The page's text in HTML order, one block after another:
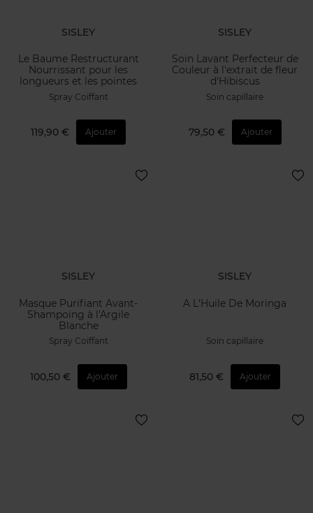
SISLEY
Le Baume Restructurant
Nourrissant pour les
longueurs et les pointes
Spray Coiffant
119,90 € Ajouter
SISLEY
Soin Lavant Perfecteur de
Couleur à l'extrait de fleur
d'Hibiscus
Soin capillaire
79,50 € Ajouter
SISLEY
Masque Purifiant Avant-
Shampoing à l'Argile
Blanche
Spray Coiffant
100,50 € Ajouter
SISLEY
A L'Huile De Moringa
Soin capillaire
81,50 € Ajouter